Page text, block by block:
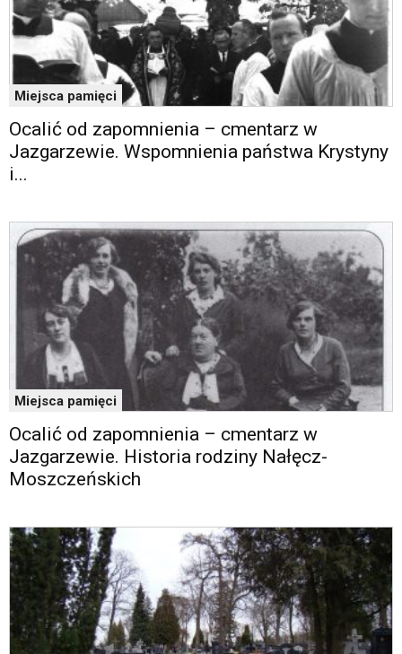
Miejsca pamięci
Ocalić od zapomnienia – cmentarz w
Jazgarzewie. Wspomnienia państwa Krystyny
i...
Miejsca pamięci
Ocalić od zapomnienia – cmentarz w
Jazgarzewie. Historia rodziny Nałęcz-
Moszczeńskich